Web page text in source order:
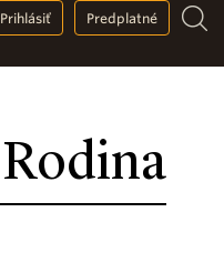
Rodina
Prihlásiť Predplatné